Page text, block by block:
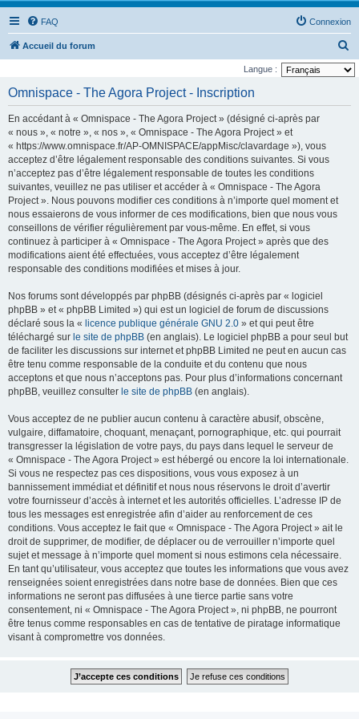
FAQ Connexion
Accueil du forum
e
Langue :
Omnispace - The Agora Project - Inscription
En accédant à « Omnispace - The Agora Project » (désigné ci-après par
« nous », « notre », « nos », « Omnispace - The Agora Project » et
« https://www.omnispace.fr/AP-OMNISPACE/appMisc/clavardage »), vous
acceptez d’être légalement responsable des conditions suivantes. Si vous
n’acceptez pas d’être légalement responsable de toutes les conditions
suivantes, veuillez ne pas utiliser et accéder à « Omnispace - The Agora
Project ». Nous pouvons modifier ces conditions à n’importe quel moment et
nous essaierons de vous informer de ces modifications, bien que nous vous
conseillons de vérifier régulièrement par vous-même. En effet, si vous
continuez à participer à « Omnispace - The Agora Project » après que des
modifications aient été effectuées, vous acceptez d’être légalement
responsable des conditions modifiées et mises à jour.
Nos forums sont développés par phpBB (désignés ci-après par « logiciel
phpBB » et « phpBB Limited ») qui est un logiciel de forum de discussions
déclaré sous la « licence publique générale GNU 2.0 » et qui peut être
téléchargé sur le site de phpBB (en anglais). Le logiciel phpBB a pour seul but
de faciliter les discussions sur internet et phpBB Limited ne peut en aucun cas
être tenu comme responsable de la conduite et du contenu que nous
acceptons et que nous n’acceptons pas. Pour plus d’informations concernant
phpBB, veuillez consulter le site de phpBB (en anglais).
Vous acceptez de ne publier aucun contenu à caractère abusif, obscène,
vulgaire, diffamatoire, choquant, menaçant, pornographique, etc. qui pourrait
transgresser la législation de votre pays, du pays dans lequel le serveur de
« Omnispace - The Agora Project » est hébergé ou encore la loi internationale.
Si vous ne respectez pas ces dispositions, vous vous exposez à un
bannissement immédiat et définitif et nous nous réservons le droit d’avertir
votre fournisseur d’accès à internet et les autorités officielles. L’adresse IP de
tous les messages est enregistrée afin d’aider au renforcement de ces
conditions. Vous acceptez le fait que « Omnispace - The Agora Project » ait le
droit de supprimer, de modifier, de déplacer ou de verrouiller n’importe quel
sujet et message à n’importe quel moment si nous estimons cela nécessaire.
En tant qu’utilisateur, vous acceptez que toutes les informations que vous avez
renseignées soient enregistrées dans notre base de données. Bien que ces
informations ne seront pas diffusées à une tierce partie sans votre
consentement, ni « Omnispace - The Agora Project », ni phpBB, ne pourront
être tenus comme responsables en cas de tentative de piratage informatique
visant à compromettre vos données.